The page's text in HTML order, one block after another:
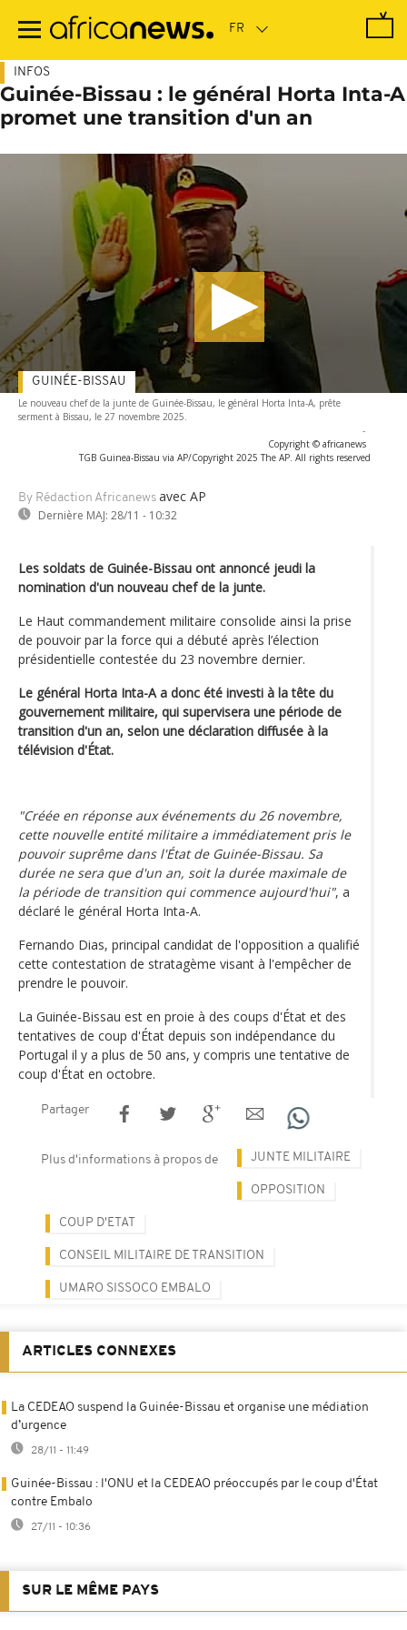
contenu
INFOS
Guinée-Bissau : le général Horta Inta-A
promet une transition d'un an
Le nouveau chef de la junte de Guinée-Bissau, le général Horta Inta-A, prête
serment à Bissau, le 27 novembre 2025.
-
Copyright © africanews
TGB Guinea-Bissau via AP/Copyright 2025 The AP. All rights reserved
By Rédaction Africanews avec AP
Dernière MAJ: 28/11 - 10:32
GUINÉE-BISSAU
Les soldats de Guinée-Bissau ont annoncé jeudi la
nomination d'un nouveau chef de la junte.
Le Haut commandement militaire consolide ainsi la prise
de pouvoir par la force qui a débuté après l’élection
présidentielle contestée du 23 novembre dernier.
Le général Horta Inta-A a donc été investi à la tête du
gouvernement militaire, qui supervisera une période de
transition d'un an, selon une déclaration diffusée à la
télévision d'État.
"Créée en réponse aux événements du 26 novembre,
cette nouvelle entité militaire a immédiatement pris le
pouvoir suprême dans l'État de Guinée-Bissau. Sa
durée ne sera que d'un an, soit la durée maximale de
la période de transition qui commence aujourd'hui", a
déclaré le général Horta Inta-A.
Fernando Dias, principal candidat de l'opposition a qualifié
cette contestation de stratagème visant à l'empêcher de
prendre le pouvoir.
La Guinée-Bissau est en proie à des coups d'État et des
tentatives de coup d'État depuis son indépendance du
Portugal il y a plus de 50 ans, y compris une tentative de
coup d'État en octobre.
Partager
Plus d'informations à propos de JUNTE MILITAIRE
OPPOSITION
COUP D'ETAT
CONSEIL MILITAIRE DE TRANSITION
UMARO SISSOCO EMBALO
ARTICLES CONNEXES
La CEDEAO suspend la Guinée-Bissau et organise une médiation
d’urgence
28/11 - 11:49
Guinée-Bissau : l'ONU et la CEDEAO préoccupés par le coup d'État
contre Embalo
27/11 - 10:36
SUR LE MÊME PAYS